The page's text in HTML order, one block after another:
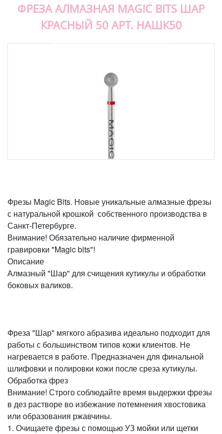
ФРЕЗА АЛМАЗНАЯ MAGIC BITS ШАР
КРАСНЫЙ 50 АРТ. НАШК50
Фрезы Magic Bits. Новые уникальные алмазные фрезы
с натуральной крошкой собственного производства в
Санкт-Петербурге.
Внимание! Обязательно наличие фирменной
гравировки "Magic bits"!
Описание
Алмазный "Шар" для счищения кутикулы и обработки
боковых валиков.
Фреза "Шар" мягкого абразива идеально подходит для
работы с большинством типов кожи клиентов. Не
нагревается в работе. Предназначен для финальной
шлифовки и полировки кожи после среза кутикулы.
Обработка фрез
Внимание! Строго соблюдайте время выдержки фрезы
в дез растворе во избежание потемнения хвостовика
или образования ржавчины.
1. Очищаете фрезы с помощью УЗ мойки или щетки